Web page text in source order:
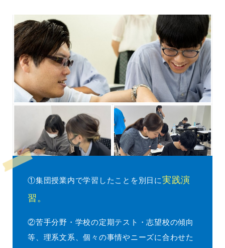
①集団授業内で学習したことを別日に実践演
習。
②苦手分野・学校の定期テスト・志望校の傾向
等、理系文系、個々の事情やニーズに合わせた